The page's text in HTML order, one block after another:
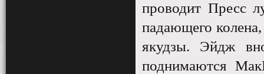
проводит Пресс
падающего
якудзы. Эйдж
поднимаются